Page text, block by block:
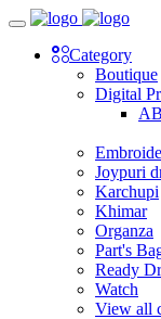
Category
Boutique
Digital
Joypuri
Karchupi
Khimar
Organza
Part's
Ready
Watch
View all